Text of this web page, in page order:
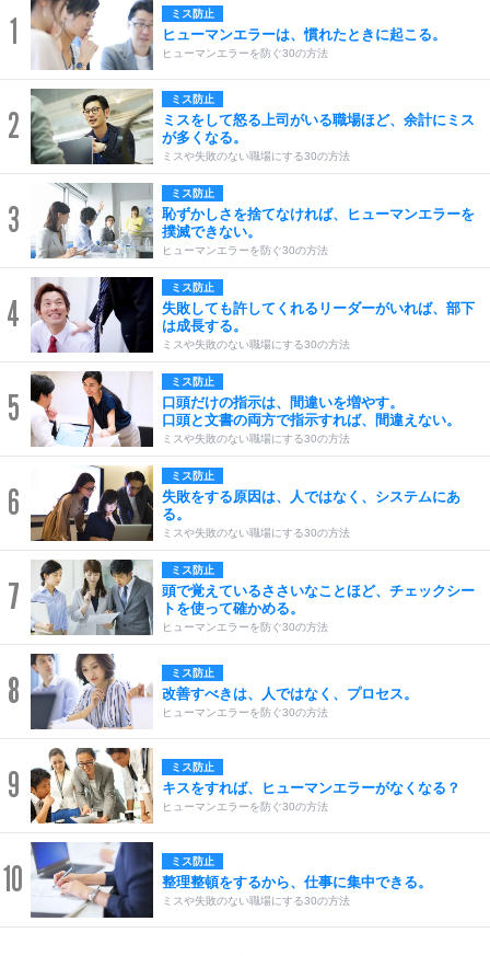
1 ミス防止
ヒューマンエラーは、慣れたときに起こる。
ヒューマンエラーを防ぐ30の方法
2
ミス防止
ミスをして怒る上司がいる職場ほど、余計にミス
が多くなる。
ミスや失敗のない職場にする30の方法
3
ミス防止
恥ずかしさを捨てなければ、ヒューマンエラーを
撲滅できない。
ヒューマンエラーを防ぐ30の方法
4
ミス防止
失敗しても許してくれるリーダーがいれば、部下
は成長する。
ミスや失敗のない職場にする30の方法
5
ミス防止
口頭だけの指示は、間違いを増やす。
口頭と文書の両方で指示すれば、間違えない。
ミスや失敗のない職場にする30の方法
6
ミス防止
失敗をする原因は、人ではなく、システムにあ
る。
ミスや失敗のない職場にする30の方法
7
ミス防止
頭で覚えているささいなことほど、チェックシー
トを使って確かめる。
ヒューマンエラーを防ぐ30の方法
8 ミス防止
改善すべきは、人ではなく、プロセス。
ヒューマンエラーを防ぐ30の方法
9 ミス防止
キスをすれば、ヒューマンエラーがなくなる？
ヒューマンエラーを防ぐ30の方法
10 ミス防止
整理整頓をするから、仕事に集中できる。
ミスや失敗のない職場にする30の方法